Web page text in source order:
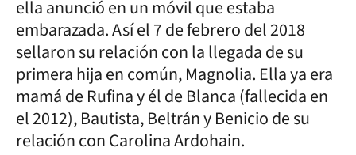
ella anunció en un móvil que estaba
embarazada. Así el 7 de febrero del 2018
sellaron su relación con la llegada de su
primera hija en común, Magnolia. Ella ya era
mamá de Rufina y él de Blanca (fallecida en
el 2012), Bautista, Beltrán y Benicio de su
relación con Carolina Ardohain.